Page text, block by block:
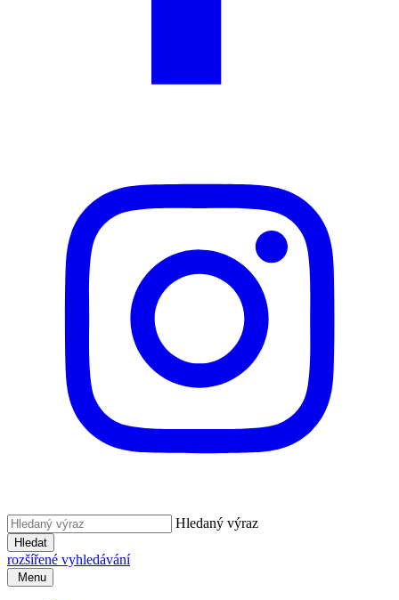
Hledaný výraz
Hledat
rozšířené vyhledávání
Menu